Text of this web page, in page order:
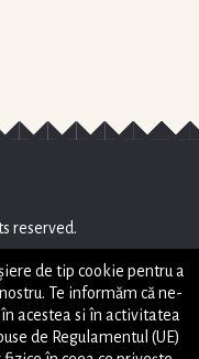
reserved.
JUD NEAMT
de tip cookie pentru a
Te informăm că ne-
acestea si în activitatea
de Regulamentul (UE)